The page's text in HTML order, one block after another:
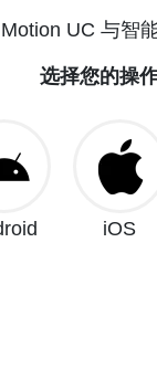
UC 与智
选择您的操
iOS